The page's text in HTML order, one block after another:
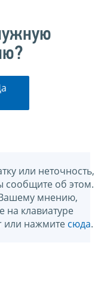
или неточность,
сообщите об этом.
Вашему мнению,
на клавиатуре
или нажмите сюда.